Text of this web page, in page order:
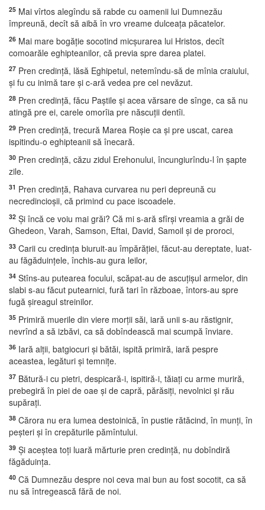
25 Mai vîrtos alegîndu să rabde cu oamenii lui Dumnezău
împreună, decît să aibă în vro vreame dulceaţa păcatelor.
26 Mai mare bogăţie socotind micşurarea lui Hristos, decît
comoarăle eghipteanilor, că previa spre darea platei.
27 Pren credinţă, lăsă Eghipetul, netemîndu-să de mînia craiului,
şi fu cu inimă tare şi c-ară vedea pre cel nevăzut.
28 Pren credinţă, făcu Paştile şi acea vărsare de sînge, ca să nu
atingă pre ei, carele omorîia pre născuţii dentîi.
29 Pren credinţă, trecură Marea Roşie ca şi pre uscat, carea
ispitindu-o eghipteanii să înecară.
30 Pren credinţă, căzu zidul Erehonului, încungiurîndu-l în şapte
zile.
31 Pren credinţă, Rahava curvarea nu peri depreună cu
necredincioşii, că primind cu pace iscoadele.
32 Şi încă ce voiu mai grăi? Că mi s-ară sfîrşi vreamia a grăi de
Ghedeon, Varah, Samson, Eftai, David, Samoil şi de proroci,
33 Carii cu credinţa biuruit-au împărăţiei, făcut-au dereptate, luat-
au făgăduinţele, închis-au gura leilor,
34 Stîns-au putearea focului, scăpat-au de ascuţişul armelor, din
slabi s-au făcut putearnici, fură tari în războae, întors-au spre
fugă şireagul streinilor.
35 Primiră muerile din viere morţii săi, iară unii s-au răstignir,
nevrînd a să izbăvi, ca să dobîndească mai scumpă înviare.
36 Iară alţii, batgiocuri şi bătăi, ispită primiră, iară pespre
aceastea, legături şi temniţe.
37 Bătură-i cu pietri, despicară-i, ispitiră-i, tăiaţi cu arme muriră,
prebegiră în piei de oae şi de capră, părăsiţi, nevolnici şi rău
supăraţi.
38 Cărora nu era lumea destoinică, în pustie rătăcind, în munţi, în
peşteri şi în crepăturile pămîntului.
39 Şi aceştea toţi luară mărturie pren credinţă, nu dobîndiră
făgăduinţa.
40 Că Dumnezău despre noi ceva mai bun au fost socotit, ca să
nu să întregească fără de noi.